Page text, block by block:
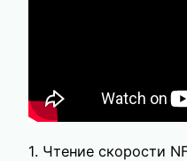
1. Чтение скорости